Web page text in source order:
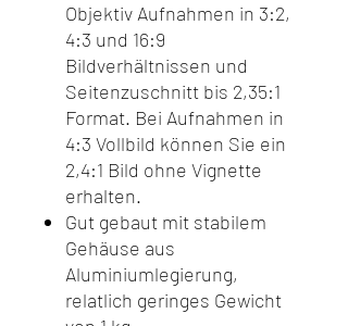
Objektiv Aufnahmen in 3:2,
4:3 und 16:9
Bildverhältnissen und
Seitenzuschnitt bis 2,35:1
Format. Bei Aufnahmen in
4:3 Vollbild können Sie ein
2,4:1 Bild ohne Vignette
erhalten.
Gut gebaut mit stabilem
Gehäuse aus
Aluminiumlegierung,
relatlich geringes Gewicht